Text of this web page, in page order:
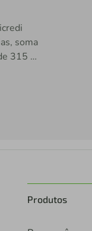
soma
315 mil
Produtos